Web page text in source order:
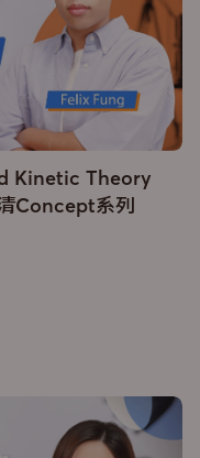
Kinetic Theory
Concept系列